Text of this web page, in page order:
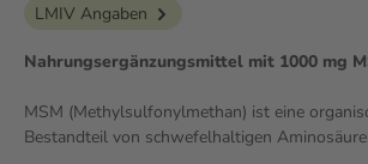
LMIV Angaben
Nahrungsergänzungsmittel mit 1000 mg
MSM (Methylsulfonylmethan) ist eine
Bestandteil von schwefelhaltigen